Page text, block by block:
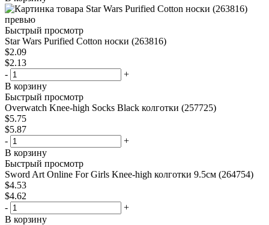
Быстрый просмотр
Star Wars Purified Cotton носки (263816)
$2.09
$2.13
-
+
В корзину
Быстрый просмотр
Overwatch Knee-high Socks Black колготки (257725)
$5.75
$5.87
-
+
В корзину
Быстрый просмотр
Sword Art Online For Girls Knee-high колготки 9.5см (264754)
$4.53
$4.62
-
+
В корзину